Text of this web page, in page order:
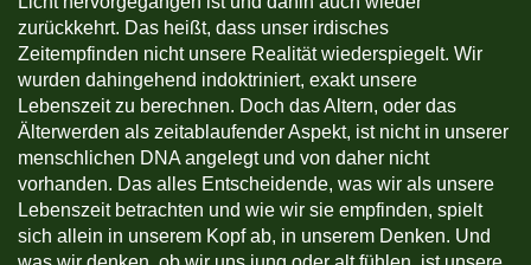
zurückkehrt. Das heißt, dass unser irdisches
Zeitempfinden nicht unsere Realität wiederspiegelt. Wir
wurden dahingehend indoktriniert, exakt unsere
Lebenszeit zu berechnen. Doch das Altern, oder das
Älterwerden als zeitablaufender Aspekt, ist nicht in unserer
menschlichen DNA angelegt und von daher nicht
vorhanden. Das alles Entscheidende, was wir als unsere
Lebenszeit betrachten und wie wir sie empfinden, spielt
sich allein in unserem Kopf ab, in unserem Denken. Und